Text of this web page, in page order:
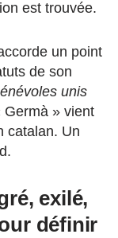
est trouvée.
un point
de son
unis
Germà » vient
catalan. Un
exilé,
définir